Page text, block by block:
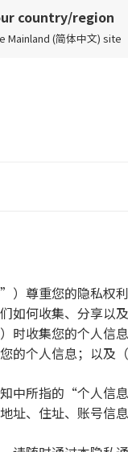
country/region
Mainland (简体中文) site
重您的隐私权
何收集、分享以
集您的个人信息
个人信息；以及
中所指的“个人
、住址、账号信